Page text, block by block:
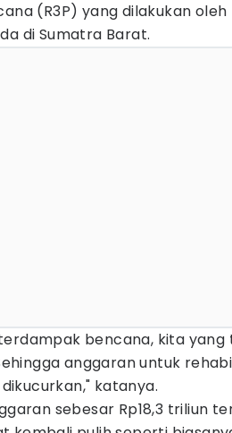
(R3P) yang dilakukan
di Sumatra Barat.
bencana, kita
anggaran untuk
katanya.
sebesar Rp18,3 triliun